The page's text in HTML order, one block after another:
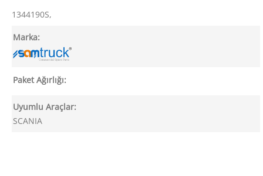
1344190S,
Marka:
Paket Ağırlığı:
Uyumlu Araçlar:
SCANIA